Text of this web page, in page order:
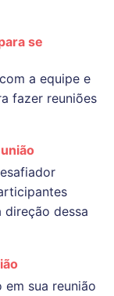
se
a equipe e
fazer reuniões
direção dessa
sua reunião